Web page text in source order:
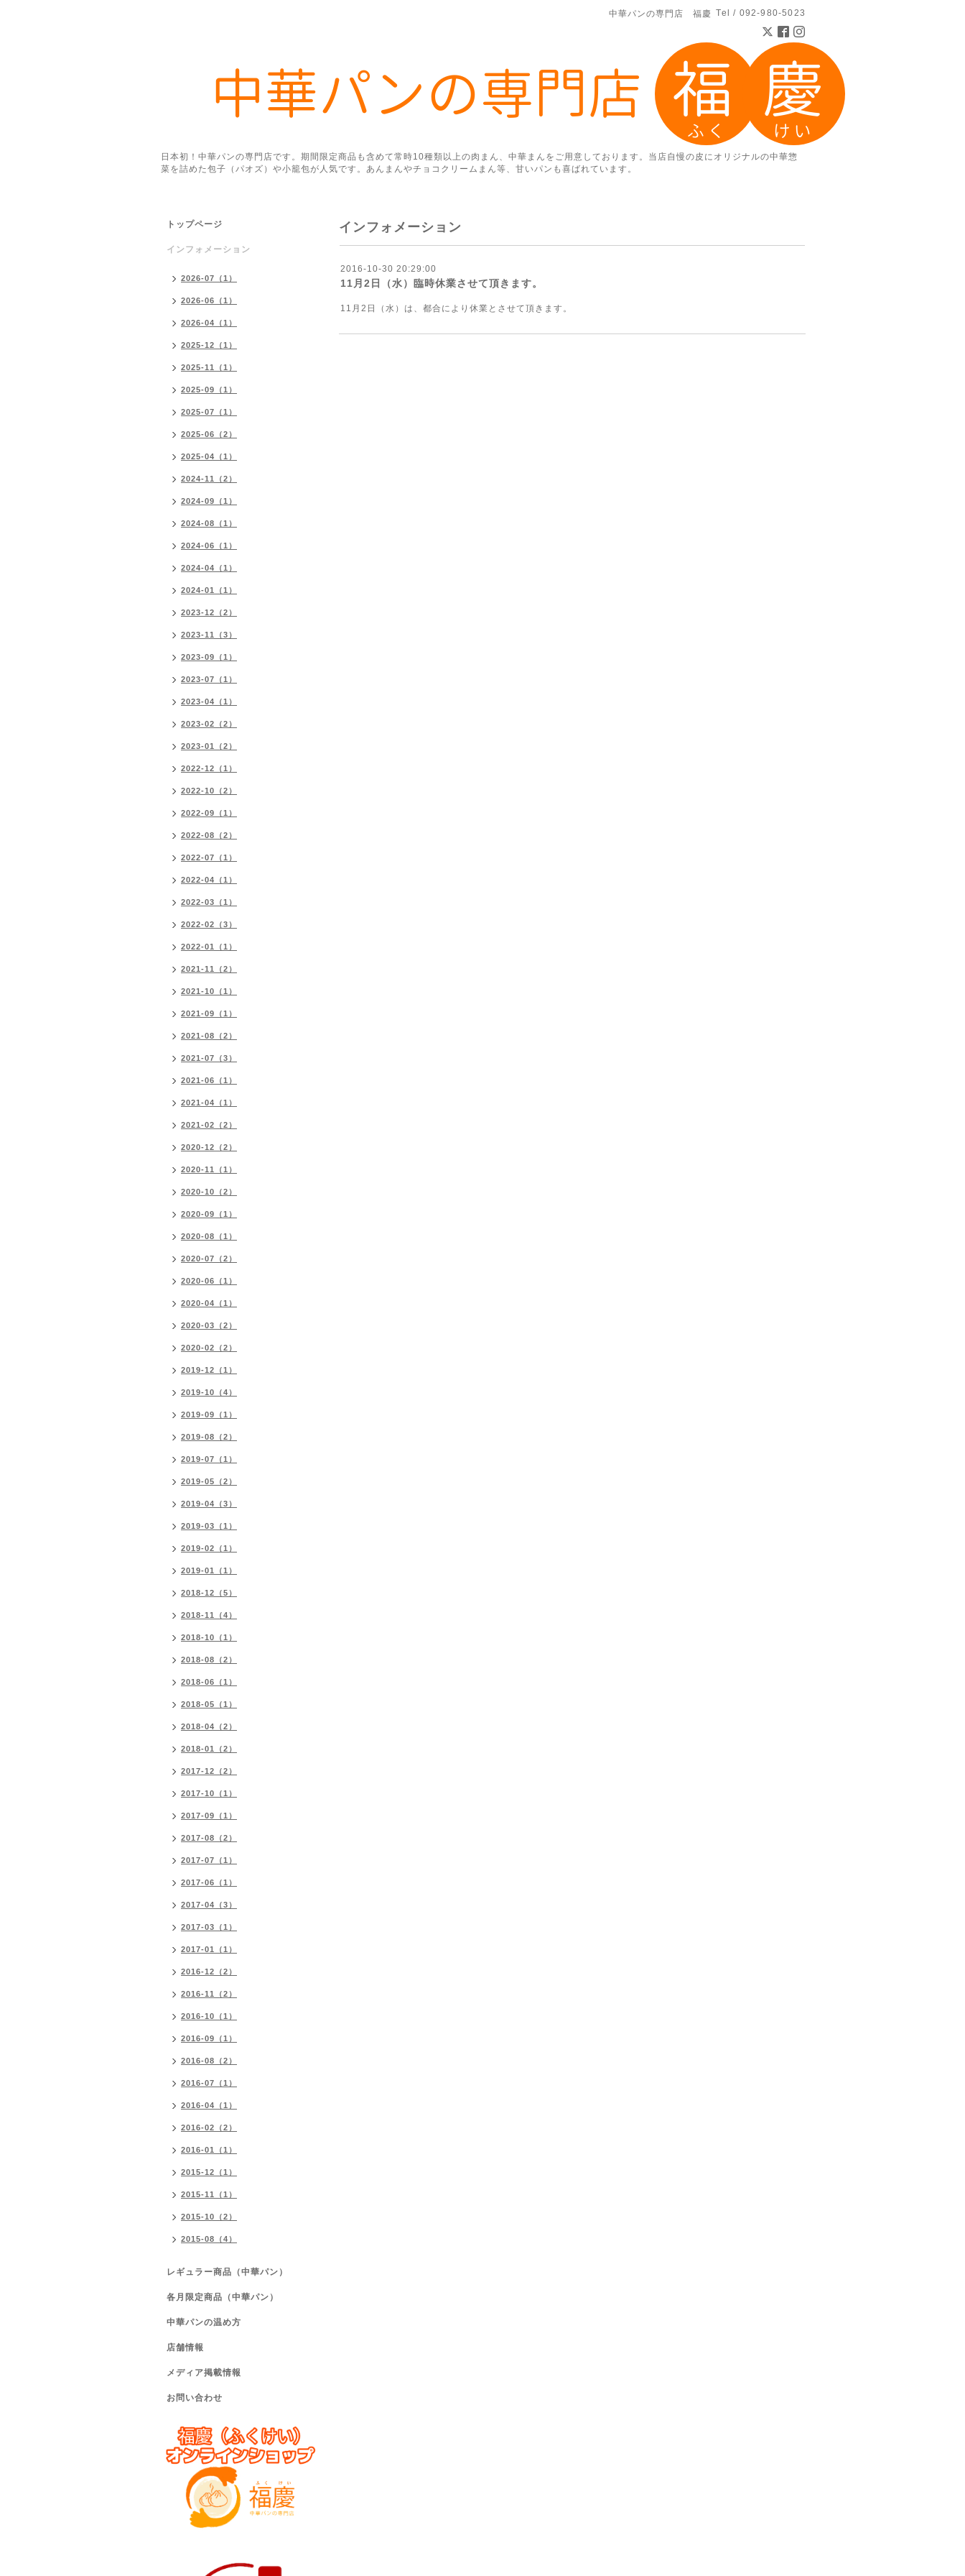
中華パンの専門店 福慶 Tel / 092-980-5023
日本初！中華パンの専門店です。期間限定商品も含めて常時10種類以上の肉まん、中華まんをご用意しております。当店自慢の皮にオリジナルの中華惣
菜を詰めた包子（パオズ）や小籠包が人気です。あんまんやチョコクリームまん等、甘いパンも喜ばれています。
インフォメーション
2016-10-30 20:29:00
11月2日（水）臨時休業させて頂きます。
11月2日（水）は、都合により休業とさせて頂きます。
トップページ
インフォメーション
2026-07（1）
2026-06（1）
2026-04（1）
2025-12（1）
2025-11（1）
2025-09（1）
2025-07（1）
2025-06（2）
2025-04（1）
2024-11（2）
2024-09（1）
2024-08（1）
2024-06（1）
2024-04（1）
2024-01（1）
2023-12（2）
2023-11（3）
2023-09（1）
2023-07（1）
2023-04（1）
2023-02（2）
2023-01（2）
2022-12（1）
2022-10（2）
2022-09（1）
2022-08（2）
2022-07（1）
2022-04（1）
2022-03（1）
2022-02（3）
2022-01（1）
2021-11（2）
2021-10（1）
2021-09（1）
2021-08（2）
2021-07（3）
2021-06（1）
2021-04（1）
2021-02（2）
2020-12（2）
2020-11（1）
2020-10（2）
2020-09（1）
2020-08（1）
2020-07（2）
2020-06（1）
2020-04（1）
2020-03（2）
2020-02（2）
2019-12（1）
2019-10（4）
2019-09（1）
2019-08（2）
2019-07（1）
2019-05（2）
2019-04（3）
2019-03（1）
2019-02（1）
2019-01（1）
2018-12（5）
2018-11（4）
2018-10（1）
2018-08（2）
2018-06（1）
2018-05（1）
2018-04（2）
2018-01（2）
2017-12（2）
2017-10（1）
2017-09（1）
2017-08（2）
2017-07（1）
2017-06（1）
2017-04（3）
2017-03（1）
2017-01（1）
2016-12（2）
2016-11（2）
2016-10（1）
2016-09（1）
2016-08（2）
2016-07（1）
2016-04（1）
2016-02（2）
2016-01（1）
2015-12（1）
2015-11（1）
2015-10（2）
2015-08（4）
レギュラー商品（中華パン）
各月限定商品（中華パン）
中華パンの温め方
店舗情報
メディア掲載情報
お問い合わせ